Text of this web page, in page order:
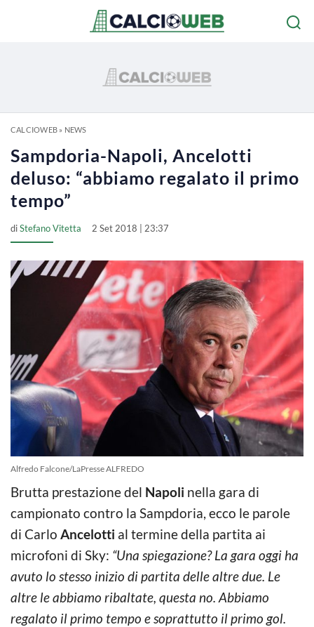
CALCIOWEB» NEWS
Sampdoria-Napoli, Ancelotti
deluso: “abbiamo regalato il primo
tempo”
diStefano Vitetta 2 Set 2018 | 23:37
Alfredo Falcone/LaPresse ALFREDO
Brutta prestazione del Napoli nella gara di
campionato contro la Sampdoria, ecco le parole
di Carlo Ancelotti al termine della partita ai
microfoni di Sky: “Una spiegazione? La gara oggi ha
avuto lo stesso inizio di partita delle altre due. Le
altre le abbiamo ribaltate, questa no. Abbiamo
regalato il primo tempo e soprattutto il primo gol.